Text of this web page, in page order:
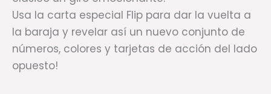
Usa la carta especial Flip para dar la vuelta a
la baraja y revelar así un nuevo conjunto de
números, colores y tarjetas de acción del lado
opuesto!